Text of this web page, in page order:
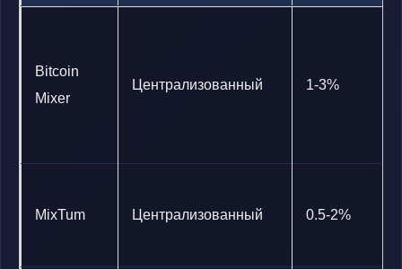
Bitcoin
Mixer
Централизованный 1-3%
MixTum Централизованный 0.5-2%